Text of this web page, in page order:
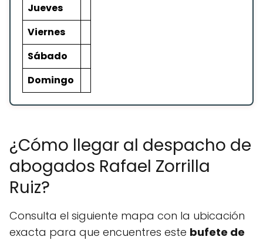
Jueves
Viernes
Sábado
Domingo
¿Cómo llegar al despacho de
abogados Rafael Zorrilla
Ruiz?
Consulta el siguiente mapa con la ubicación
exacta para que encuentres este bufete de